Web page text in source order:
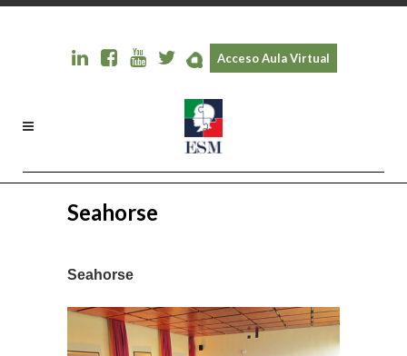
Acceso Aula Virtual
Seahorse
Seahorse